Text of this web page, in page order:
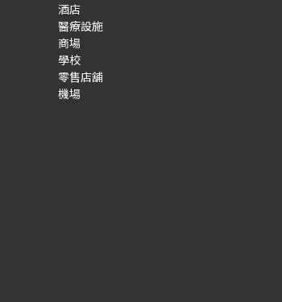
酒店
醫療設施
商場
學校
零售店舖
機場